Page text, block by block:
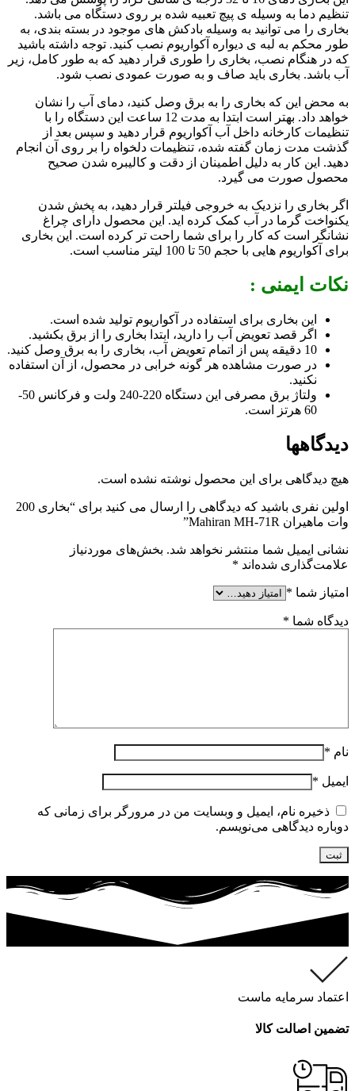
تنظیم دما به وسیله ی پیچ تعبیه شده بر روی دستگاه می باشد.
بخاری را می توانید به وسیله بادکش های موجود در بسته بندی، به
طور محکم به لبه ی دیواره آکواریوم نصب کنید. توجه داشته باشید
که در هنگام نصب، بخاری را طوری قرار دهید که به طور کامل، زیر
آب باشد. بخاری باید صاف و به صورت عمودی نصب شود.
به محض این که بخاری را به برق وصل کنید، دمای آب را نشان
خواهد داد. بهتر است ابتدا به مدت 12 ساعت این دستگاه را با
تنظیمات کارخانه داخل آب آکواریوم قرار دهید و سپس بعد از
گذشت مدت زمان گفته شده، تنظیمات دلخواه را بر روی آن انجام
دهید. این کار به دلیل اطمینان از دقت و کالیبره شدن صحیح
محصول صورت می گیرد.
اگر بخاری را نزدیک به خروجی فیلتر قرار دهید، به پخش شدن
یکنواخت گرما در آب کمک کرده اید. این محصول دارای چراغ
نشانگر است که کار را برای شما راحت تر کرده است. این بخاری
برای آکواریوم هایی با حجم 50 تا 100 لیتر مناسب است.
نکات ایمنی :
این بخاری برای استفاده در آکواریوم تولید شده است.
اگر قصد تعویض آب را دارید، ابتدا بخاری را از برق بکشید.
10 دقیقه پس از اتمام تعویض آب، بخاری را به برق وصل کنید.
در صورت مشاهده هر گونه خرابی در محصول، از آن استفاده
نکنید.
ولتاژ برق مصرفی این دستگاه 220-240 ولت و فرکانس 50-
60 هرتز است.
دیدگاهها
هیچ دیدگاهی برای این محصول نوشته نشده است.
اولین نفری باشید که دیدگاهی را ارسال می کنید برای “بخاری 200
وات ماهیران Mahiran MH-71R”
نشانی ایمیل شما منتشر نخواهد شد. بخش‌های موردنیاز
علامت‌گذاری شده‌اند *
امتیاز شما *
دیدگاه شما *
نام *
ایمیل *
ذخیره نام، ایمیل و وبسایت من در مرورگر برای زمانی که
دوباره دیدگاهی می‌نویسم.
اعتماد سرمایه ماست
تضمین اصالت کالا